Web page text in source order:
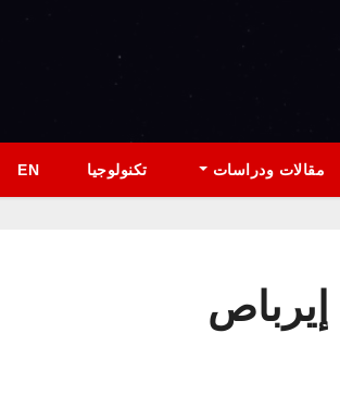
مقالات ودراسات تكنولوجيا EN